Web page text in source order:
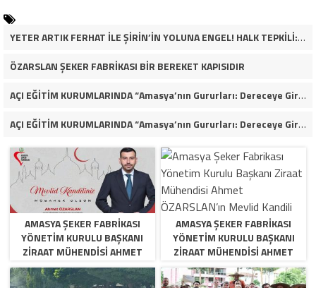
YETER ARTIK FERHAT İLE ŞİRİN’İN YOLUNA ENGEL! HALK TEPKİLİ: “YOLU KAPATMAK ÇÖZÜM DEĞİL, GÖREVİNİ YAP!”
ÖZARSLAN ŞEKER FABRİKASI BİR BEREKET KAPISIDIR
AÇI EĞİTİM KURUMLARINDA “Amasya’nın Gururları: Dereceye Giren Öğrenciler İçin Anlamlı Tören”
AÇI EĞİTİM KURUMLARINDA “Amasya’nın Gururları: Dereceye Giren Öğrenciler İçin Anlamlı Tören”
AMASYA ŞEKER FABRIKASI
YÖNETIM KURULU BAŞKANI
ZIRAAT MÜHENDISI AHMET
ÖZARSLAN’IN MEVLID KANDILI
MESAJI
AMASYA ŞEKER FABRIKASI
YÖNETIM KURULU BAŞKANI
ZIRAAT MÜHENDISI AHMET
ÖZARSLAN’IN MEVLID KANDILI
MESAJI